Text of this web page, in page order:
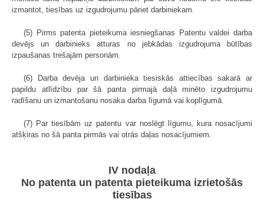
izmantot, tiesības uz izgudrojumu pāriet darbiniekam.
(5) Pirms patenta pieteikuma iesniegšanas Patentu valdei darba
devējs un darbinieks atturas no jebkādas izgudrojuma būtības
izpaušanas trešajām personām.
(6) Darba devēja un darbinieka tiesiskās attiecības sakarā ar
papildu atlīdzību par šā panta pirmajā daļā minēto izgudrojumu
radīšanu un izmantošanu nosaka darba līgumā vai koplīgumā.
(7) Par tiesībām uz patentu var noslēgt līgumu, kura nosacījumi
atšķiras no šā panta pirmās vai otrās daļas nosacījumiem.
IV nodaļa
No patenta un patenta pieteikuma izrietošās
tiesības